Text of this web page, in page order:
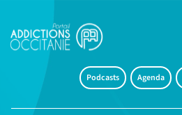
Podcasts Agenda